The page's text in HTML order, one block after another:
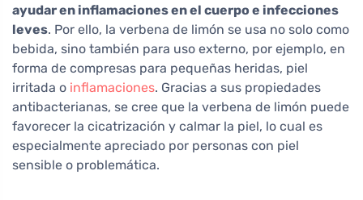
ayudar en inflamaciones en el cuerpo e infecciones
leves. Por ello, la verbena de limón se usa no solo como
bebida, sino también para uso externo, por ejemplo, en
forma de compresas para pequeñas heridas, piel
irritada o inflamaciones. Gracias a sus propiedades
antibacterianas, se cree que la verbena de limón puede
favorecer la cicatrización y calmar la piel, lo cual es
especialmente apreciado por personas con piel
sensible o problemática.